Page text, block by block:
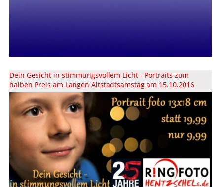
Dein Gesicht in stimmungsvollem Licht - Portraits zum
halben Preis am Langen Altstadtsamstag am 15.10.2016